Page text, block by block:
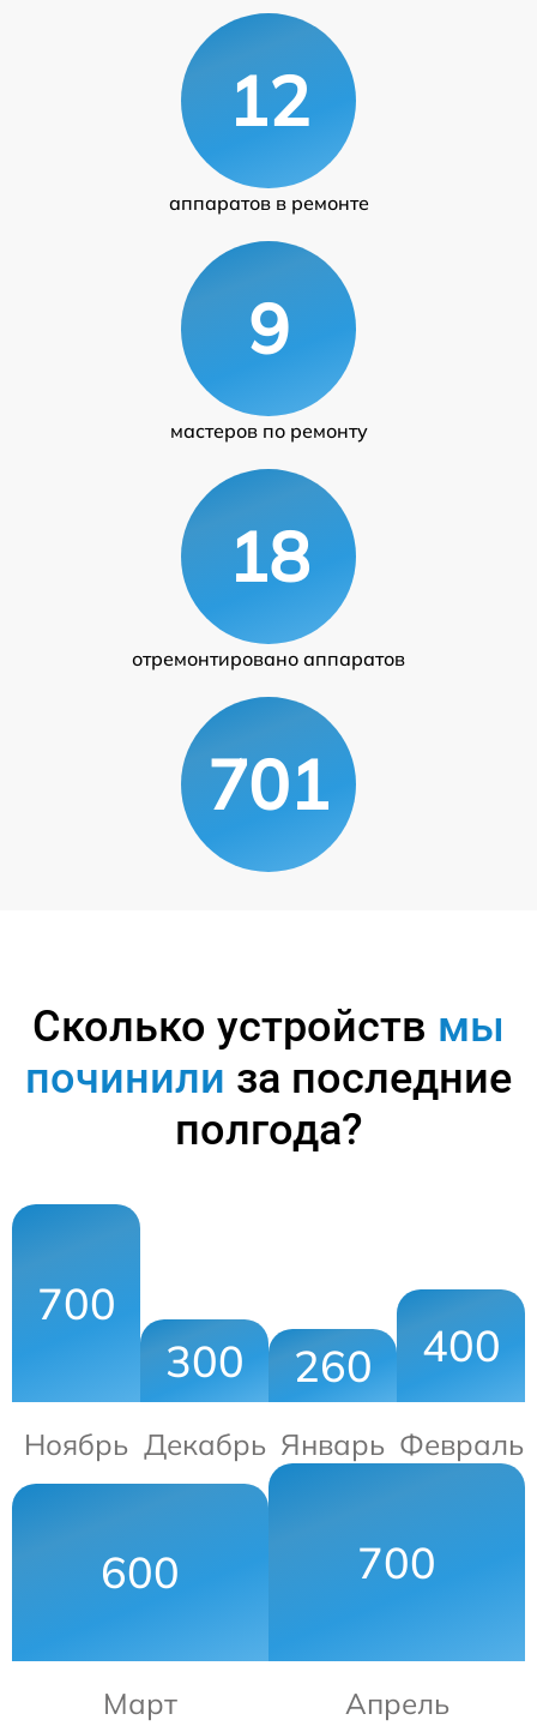
12
аппаратов в ремонте
9
мастеров по ремонту
18
отремонтировано аппаратов
701
Сколько устройств мы
починили за последние
полгода?
700
Ноябрь
300
Декабрь
260
Январь
400
Февраль
600
Март
700
Апрель